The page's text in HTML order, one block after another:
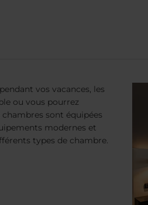
vos vacances, les
ou vous pourrez
sont équipées
modernes et
types de chambre.